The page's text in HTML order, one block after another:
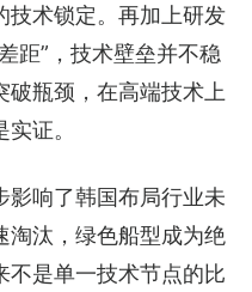
技术锁定。再加上研发
距”，技术壁垒并不稳
破瓶颈，在高端技术上
证。
影响了韩国布局行业未
淘汰，绿色船型成为绝
不是单一技术节点的比